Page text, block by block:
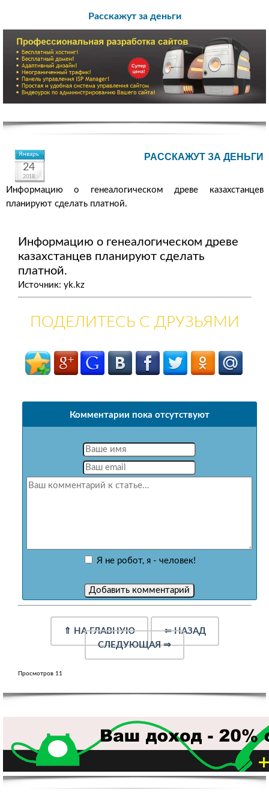
Расскажут за деньги
Январь
24
2018
РАССКАЖУТ ЗА ДЕНЬГИ
Информацию о генеалогическом древе казахстанцев
планируют сделать платной.
Информацию о генеалогическом древе
казахстанцев планируют сделать
платной.
Источник: yk.kz
ПОДЕЛИТЕСЬ С ДРУЗЬЯМИ
Комментарии пока отсутствуют
Я не робот, я - человек!
⇑ НА ГЛАВНУЮ ⇐НАЗАД
СЛЕДУЮЩАЯ⇒
Просмотров 11